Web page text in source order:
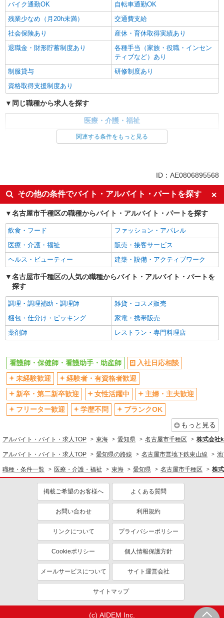
バイク通勤OK
自転車通勤OK
残業少なめ（月20h未満）
交通費支給
社会保険あり
産休・育休取得実績あり
退職金・財形貯蓄制度あり
各種手当（家族・役職・インセン
ティブなど）あり
制服貸与
研修制度あり
資格取得支援制度あり
同じ職種から求人を探す
医療・介護・福祉
看護師・保健師・看護助手・助産師
ボーナス・賞与あり
車通勤OK
交通費支給
社会保険あり
産休・育休取得実績あり
関連する条件をもっと見る
ID：AE0806895568
その他の条件でバイト・アルバイト・パートを探す
名古屋市千種区の職種からバイト・アルバイト・パートを探す
飲食・フード
ファッション・アパレル
医療・介護・福祉
販売・接客サービス
ヘルス・ビューティー
建築・設備・アクティブワーク
名古屋市千種区の人気の職種からバイト・アルバイト・パートを
探す
調理・調理補助・調理師
雑貨・コスメ販売
梱包・仕分け・ピッキング
家電・携帯販売
薬剤師
レストラン・専門料理店
看護師・保健師・看護助手・助産師
入社日応相談
未経験歓迎
経験者・有資格者歓迎
新卒・第二新卒歓迎
女性活躍中
主婦・主夫歓迎
フリーター歓迎
学歴不問
ブランクOK
もっと見る
アルバイト・バイト・求人TOP 東海 愛知県 名古屋市千種区 株式会社
アルバイト・バイト・求人TOP 愛知県の路線 名古屋市営地下鉄東山線
職種・条件一覧 医療・介護・福祉 東海 愛知県 名古屋市千種区 株
掲載ご希望のお客様へ よくある質問
お問い合わせ 利用規約
リンクについて プライバシーポリシー
Cookieポリシー 個人情報保護方針
メールサービスについて サイト運営会社
サイトマップ
(c) AIDEM Inc.